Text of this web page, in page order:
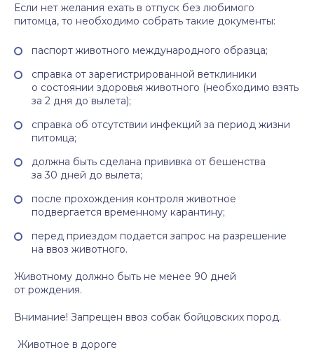
Если нет желания ехать в отпуск без любимого
питомца, то необходимо собрать такие документы:
паспорт животного международного образца;
справка от зарегистрированной ветклиники
о состоянии здоровья животного (необходимо взять
за 2 дня до вылета);
справка об отсутствии инфекций за период жизни
питомца;
должна быть сделана прививка от бешенства
за 30 дней до вылета;
после прохождения контроля животное
подвергается временному карантину;
перед приездом подается запрос на разрешение
на ввоз животного.
Животному должно быть не менее 90 дней
от рождения.
Внимание! Запрещен ввоз собак бойцовских пород.
Животное в дороге